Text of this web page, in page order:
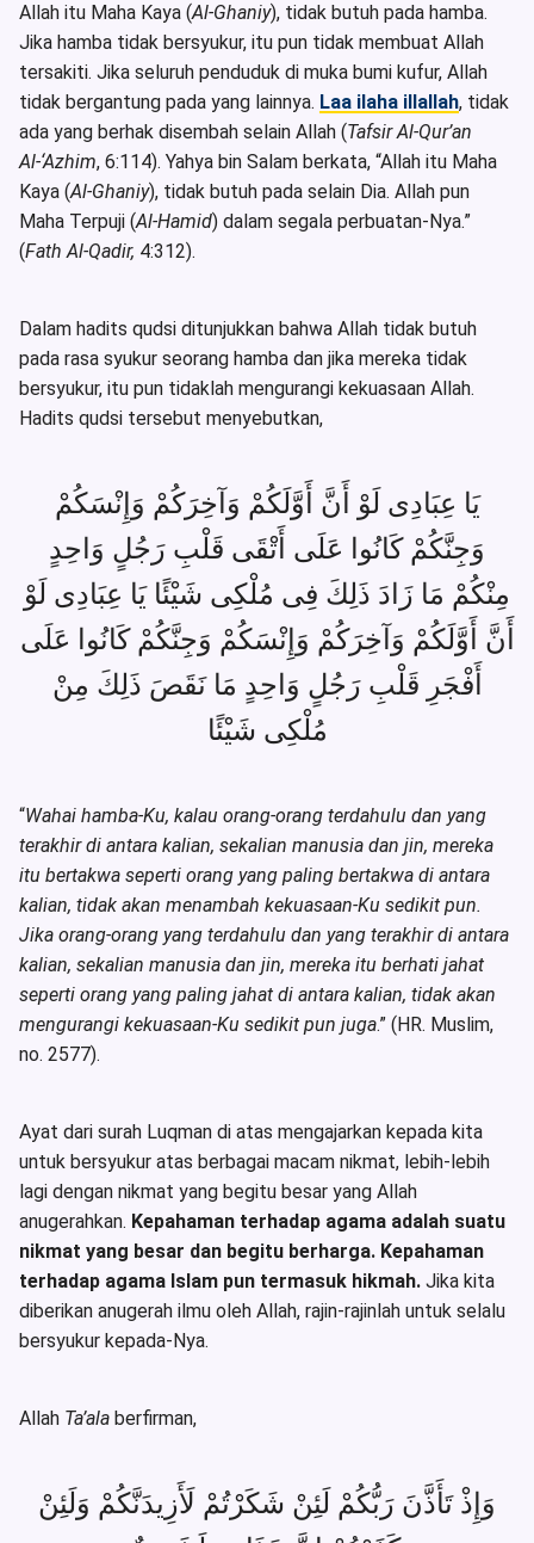
Allah itu Maha Kaya (Al-Ghaniy), tidak butuh pada hamba.
Jika hamba tidak bersyukur, itu pun tidak membuat Allah
tersakiti. Jika seluruh penduduk di muka bumi kufur, Allah
tidak bergantung pada yang lainnya. Laa ilaha illallah, tidak
ada yang berhak disembah selain Allah (Tafsir Al-Qur’an
Al-‘Azhim, 6:114). Yahya bin Salam berkata, “Allah itu Maha
Kaya (Al-Ghaniy), tidak butuh pada selain Dia. Allah pun
Maha Terpuji (Al-Hamid) dalam segala perbuatan-Nya.”
(Fath Al-Qadir, 4:312).
Dalam hadits qudsi ditunjukkan bahwa Allah tidak butuh
pada rasa syukur seorang hamba dan jika mereka tidak
bersyukur, itu pun tidaklah mengurangi kekuasaan Allah.
Hadits qudsi tersebut menyebutkan,
يَا عِبَادِى لَوْ أَنَّ أَوَّلَكُمْ وَآخِرَكُمْ وَإِنْسَكُمْ
وَجِنَّكُمْ كَانُوا عَلَى أَتْقَى قَلْبِ رَجُلٍ وَاحِدٍ
مِنْكُمْ مَا زَادَ ذَلِكَ فِى مُلْكِى شَيْئًا يَا عِبَادِى لَوْ
أَنَّ أَوَّلَكُمْ وَآخِرَكُمْ وَإِنْسَكُمْ وَجِنَّكُمْ كَانُوا عَلَى
أَفْجَرِ قَلْبِ رَجُلٍ وَاحِدٍ مَا نَقَصَ ذَلِكَ مِنْ
مُلْكِى شَيْئًا
“Wahai hamba-Ku, kalau orang-orang terdahulu dan yang
terakhir di antara kalian, sekalian manusia dan jin, mereka
itu bertakwa seperti orang yang paling bertakwa di antara
kalian, tidak akan menambah kekuasaan-Ku sedikit pun.
Jika orang-orang yang terdahulu dan yang terakhir di antara
kalian, sekalian manusia dan jin, mereka itu berhati jahat
seperti orang yang paling jahat di antara kalian, tidak akan
mengurangi kekuasaan-Ku sedikit pun juga.” (HR. Muslim,
no. 2577).
Ayat dari surah Luqman di atas mengajarkan kepada kita
untuk bersyukur atas berbagai macam nikmat, lebih-lebih
lagi dengan nikmat yang begitu besar yang Allah
anugerahkan. Kepahaman terhadap agama adalah suatu
nikmat yang besar dan begitu berharga. Kepahaman
terhadap agama Islam pun termasuk hikmah. Jika kita
diberikan anugerah ilmu oleh Allah, rajin-rajinlah untuk selalu
bersyukur kepada-Nya.
Allah Ta’ala berfirman,
وَإِذْ تَأَذَّنَ رَبُّكُمْ لَئِنْ شَكَرْتُمْ لَأَزِيدَنَّكُمْ وَلَئِنْ